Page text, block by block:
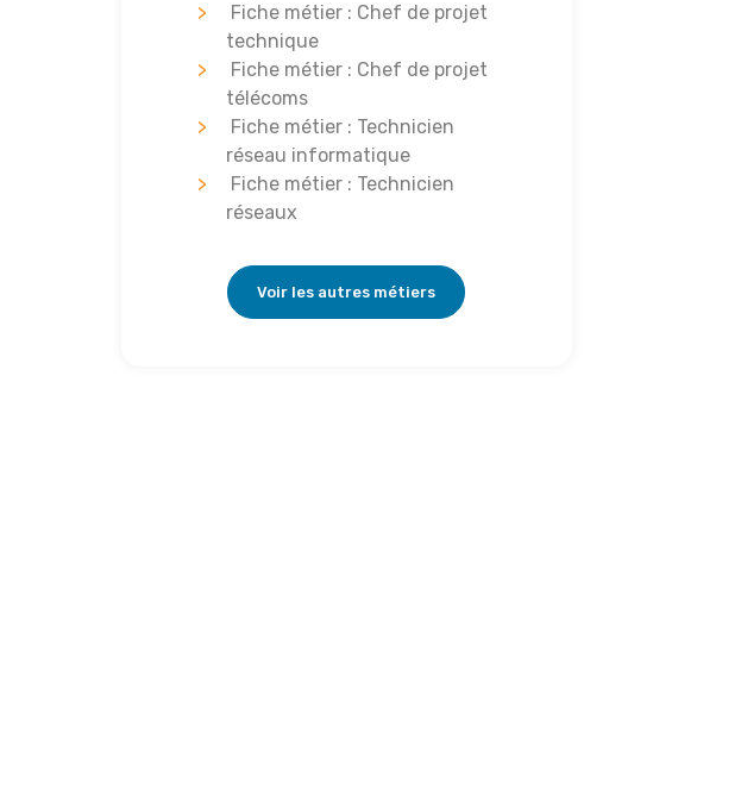
Fiche métier : Chef de projet
technique
Fiche métier : Chef de projet
télécoms
Fiche métier : Technicien
réseau informatique
Fiche métier : Technicien
réseaux
Voir les autres métiers